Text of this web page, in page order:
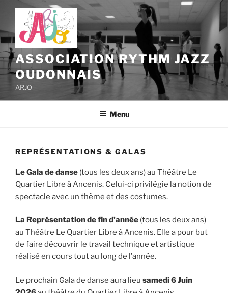
Aller
contenu
principal
ASSOCIATION RYTHM JAZZ
OUDONNAIS
ARJO
Menu
REPRÉSENTATIONS & GALAS
Le Gala de danse (tous les deux ans) au Théâtre Le
Quartier Libre à Ancenis. Celui-ci privilégie la notion de
spectacle avec un thème et des costumes.
La Représentationde fin d’année (tous les deux ans)
au Théâtre Le Quartier Libre à Ancenis. Elle a pour but
de faire découvrir le travail technique et artistique
réalisé en cours tout au long de l’année.
Le prochain Gala de danse aura lieu samedi 6 Juin